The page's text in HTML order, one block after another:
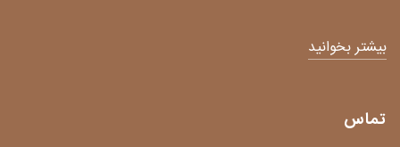
بیشتر بخوانید
تماس